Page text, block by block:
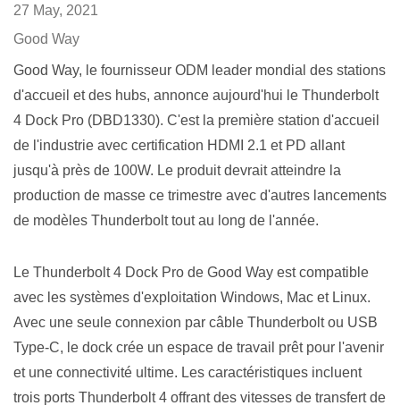
27 May, 2021
Good Way
Good Way, le fournisseur ODM leader mondial des stations
d'accueil et des hubs, annonce aujourd'hui le Thunderbolt
4 Dock Pro (DBD1330). C'est la première station d'accueil
de l'industrie avec certification HDMI 2.1 et PD allant
jusqu'à près de 100W. Le produit devrait atteindre la
production de masse ce trimestre avec d'autres lancements
de modèles Thunderbolt tout au long de l'année.
Le Thunderbolt 4 Dock Pro de Good Way est compatible
avec les systèmes d'exploitation Windows, Mac et Linux.
Avec une seule connexion par câble Thunderbolt ou USB
Type-C, le dock crée un espace de travail prêt pour l'avenir
et une connectivité ultime. Les caractéristiques incluent
trois ports Thunderbolt 4 offrant des vitesses de transfert de